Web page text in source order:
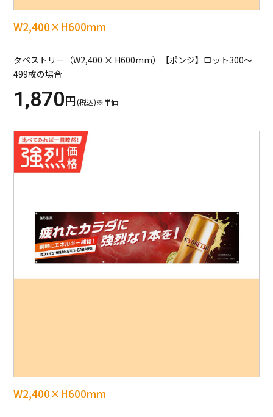
W2,400×H600mm
タペストリー（W2,400 × H600mm）【ポンジ】ロット300～
499枚の場合
1,870円(税込)※単価
W2,400×H600mm